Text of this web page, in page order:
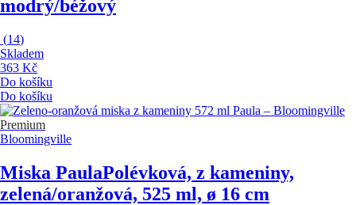
modrý/béžový
(14)
Skladem
363 Kč
Do košíku
Do košíku
Premium
Bloomingville
Miska PaulaPolévková, z kameniny,
zelená/oranžová, 525 ml, ø 16 cm